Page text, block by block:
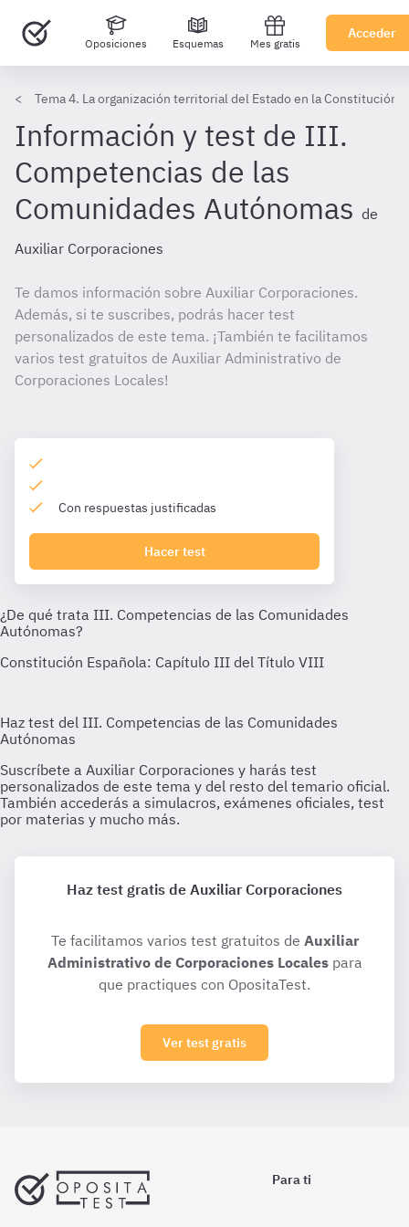
Oposiciones Esquemas Mes gratis
Acceder
Tema 4. La organización territorial del Estado en la Constitución
Información y test de III.
Competencias de las
Comunidades Autónomas de
Auxiliar Corporaciones
Te damos información sobre Auxiliar Corporaciones.
Además, si te suscribes, podrás hacer test
personalizados de este tema. ¡También te facilitamos
varios test gratuitos de Auxiliar Administrativo de
Corporaciones Locales!
Con respuestas justificadas
Hacer test
Haz test gratis de Auxiliar Corporaciones
Te facilitamos varios test gratuitos de Auxiliar
Administrativo de Corporaciones Localespara
que practiques con OpositaTest.
Ver test gratis
Para ti